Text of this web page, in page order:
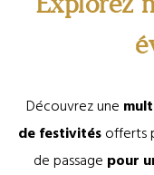
Découvrez une
de festivitésofferts
de passage pour